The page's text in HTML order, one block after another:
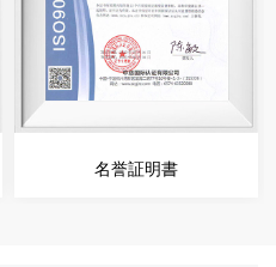
名誉証明書